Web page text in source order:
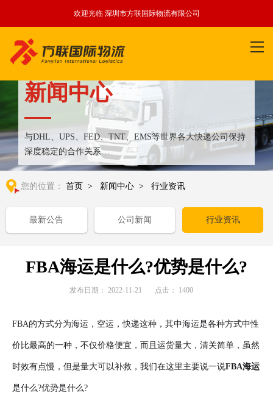
欢迎光临 深圳市方联国际物流有限公司
新闻中心
与DHL、UPS、FED、TNT、EMS等世界各大快递公司保持
深度稳定的合作关系
整合全球优质物流运输资源,满足国内外客户更多个性化需求
您的位置： 首页 > 新闻中心 > 行业资讯
最新公告 公司新闻 行业资讯
FBA海运是什么?优势是什么?
发布日期： 2022-11-21 点击： 1400
FBA的方式分为海运，空运，快递这种，其中海运是各种方式中性
价比最高的一种，不仅价格便宜，而且运货量大，清关简单，虽然
时效有点慢，但是量大可以补救，我们在这里主要说一说FBA海运
是什么?优势是什么?